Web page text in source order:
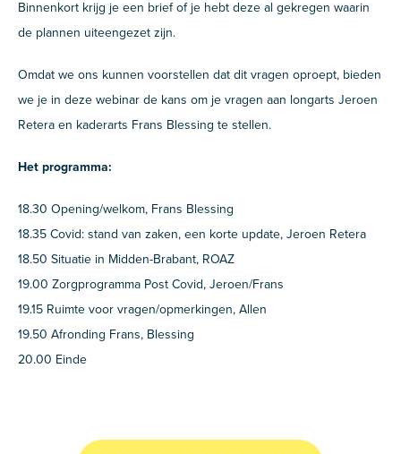
Binnenkort krijg je een brief of je hebt deze al gekregen waarin
de plannen uiteengezet zijn.
Omdat we ons kunnen voorstellen dat dit vragen oproept, bieden
we je in deze webinar de kans om je vragen aan longarts Jeroen
Retera en kaderarts Frans Blessing te stellen.
Het programma:
18.30 Opening/welkom, Frans Blessing
18.35 Covid: stand van zaken, een korte update, Jeroen Retera
18.50 Situatie in Midden-Brabant, ROAZ
19.00 Zorgprogramma Post Covid, Jeroen/Frans
19.15 Ruimte voor vragen/opmerkingen, Allen
19.50 Afronding Frans, Blessing
20.00 Einde